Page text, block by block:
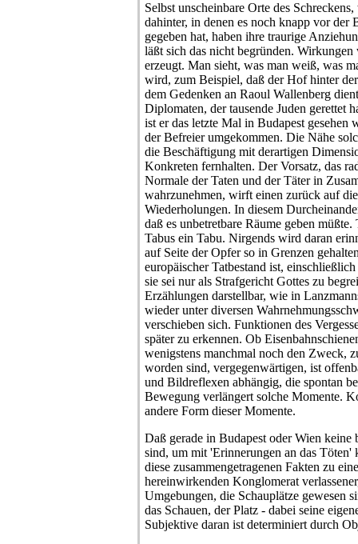
Selbst unscheinbare Orte des
dahinter, in denen es noch knapp vor
gegeben hat, haben ihre traurige
läßt sich das nicht begründen.
erzeugt. Man sieht, was man weiß, was
wird, zum Beispiel, daß der Hof hinter
dem Gedenken an Raoul Wallenberg
Diplomaten, der tausende Juden gerettet
ist er das letzte Mal in Budapest gesehen
der Befreier umgekommen. Die Nähe
die Beschäftigung mit derartigen
Konkreten fernhalten. Der Vorsatz, das
Normale der Taten und der Täter in
wahrzunehmen, wirft einen zurück auf
Wiederholungen. In diesem
daß es unbetretbare Räume geben
Tabus ein Tabu. Nirgends wird daran
auf Seite der Opfer so in Grenzen
europäischer Tatbestand ist,
sie sei nur als Strafgericht Gottes zu
Erzählungen darstellbar, wie in
wieder unter diversen
verschieben sich. Funktionen des
später zu erkennen. Ob
wenigstens manchmal noch den Zweck,
worden sind, vergegenwärtigen, ist
und Bildreflexen abhängig, die spontan
Bewegung verlängert solche Momente.
andere Form dieser Momente.
Daß gerade in Budapest oder Wien
sind, um mit 'Erinnerungen an das
diese zusammengetragenen Fakten zu
hereinwirkenden Konglomerat
Umgebungen, die Schauplätze gewesen
das Schauen, der Platz - dabei seine
Subjektive daran ist determiniert durch